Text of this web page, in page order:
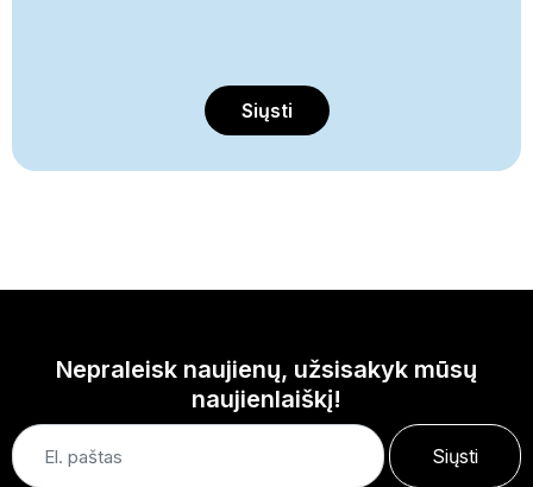
Siųsti
Nepraleisk naujienų, užsisakyk mūsų
naujienlaiškį!
Siųsti